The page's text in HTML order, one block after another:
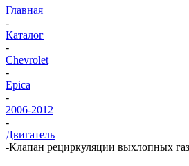
Главная
-
Каталог
-
Chevrolet
-
Epica
-
2006-2012
-
Двигатель
-Клапан рециркуляции выхлопных